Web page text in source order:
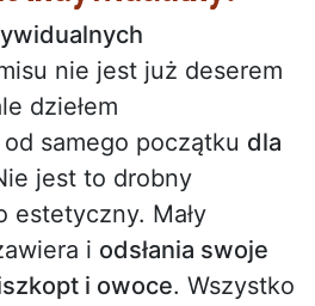
nie jest już deserem
dziełem
samego początku dla
jest to drobny
estetyczny. Mały
i odsłania swoje
i owoce. Wszystko